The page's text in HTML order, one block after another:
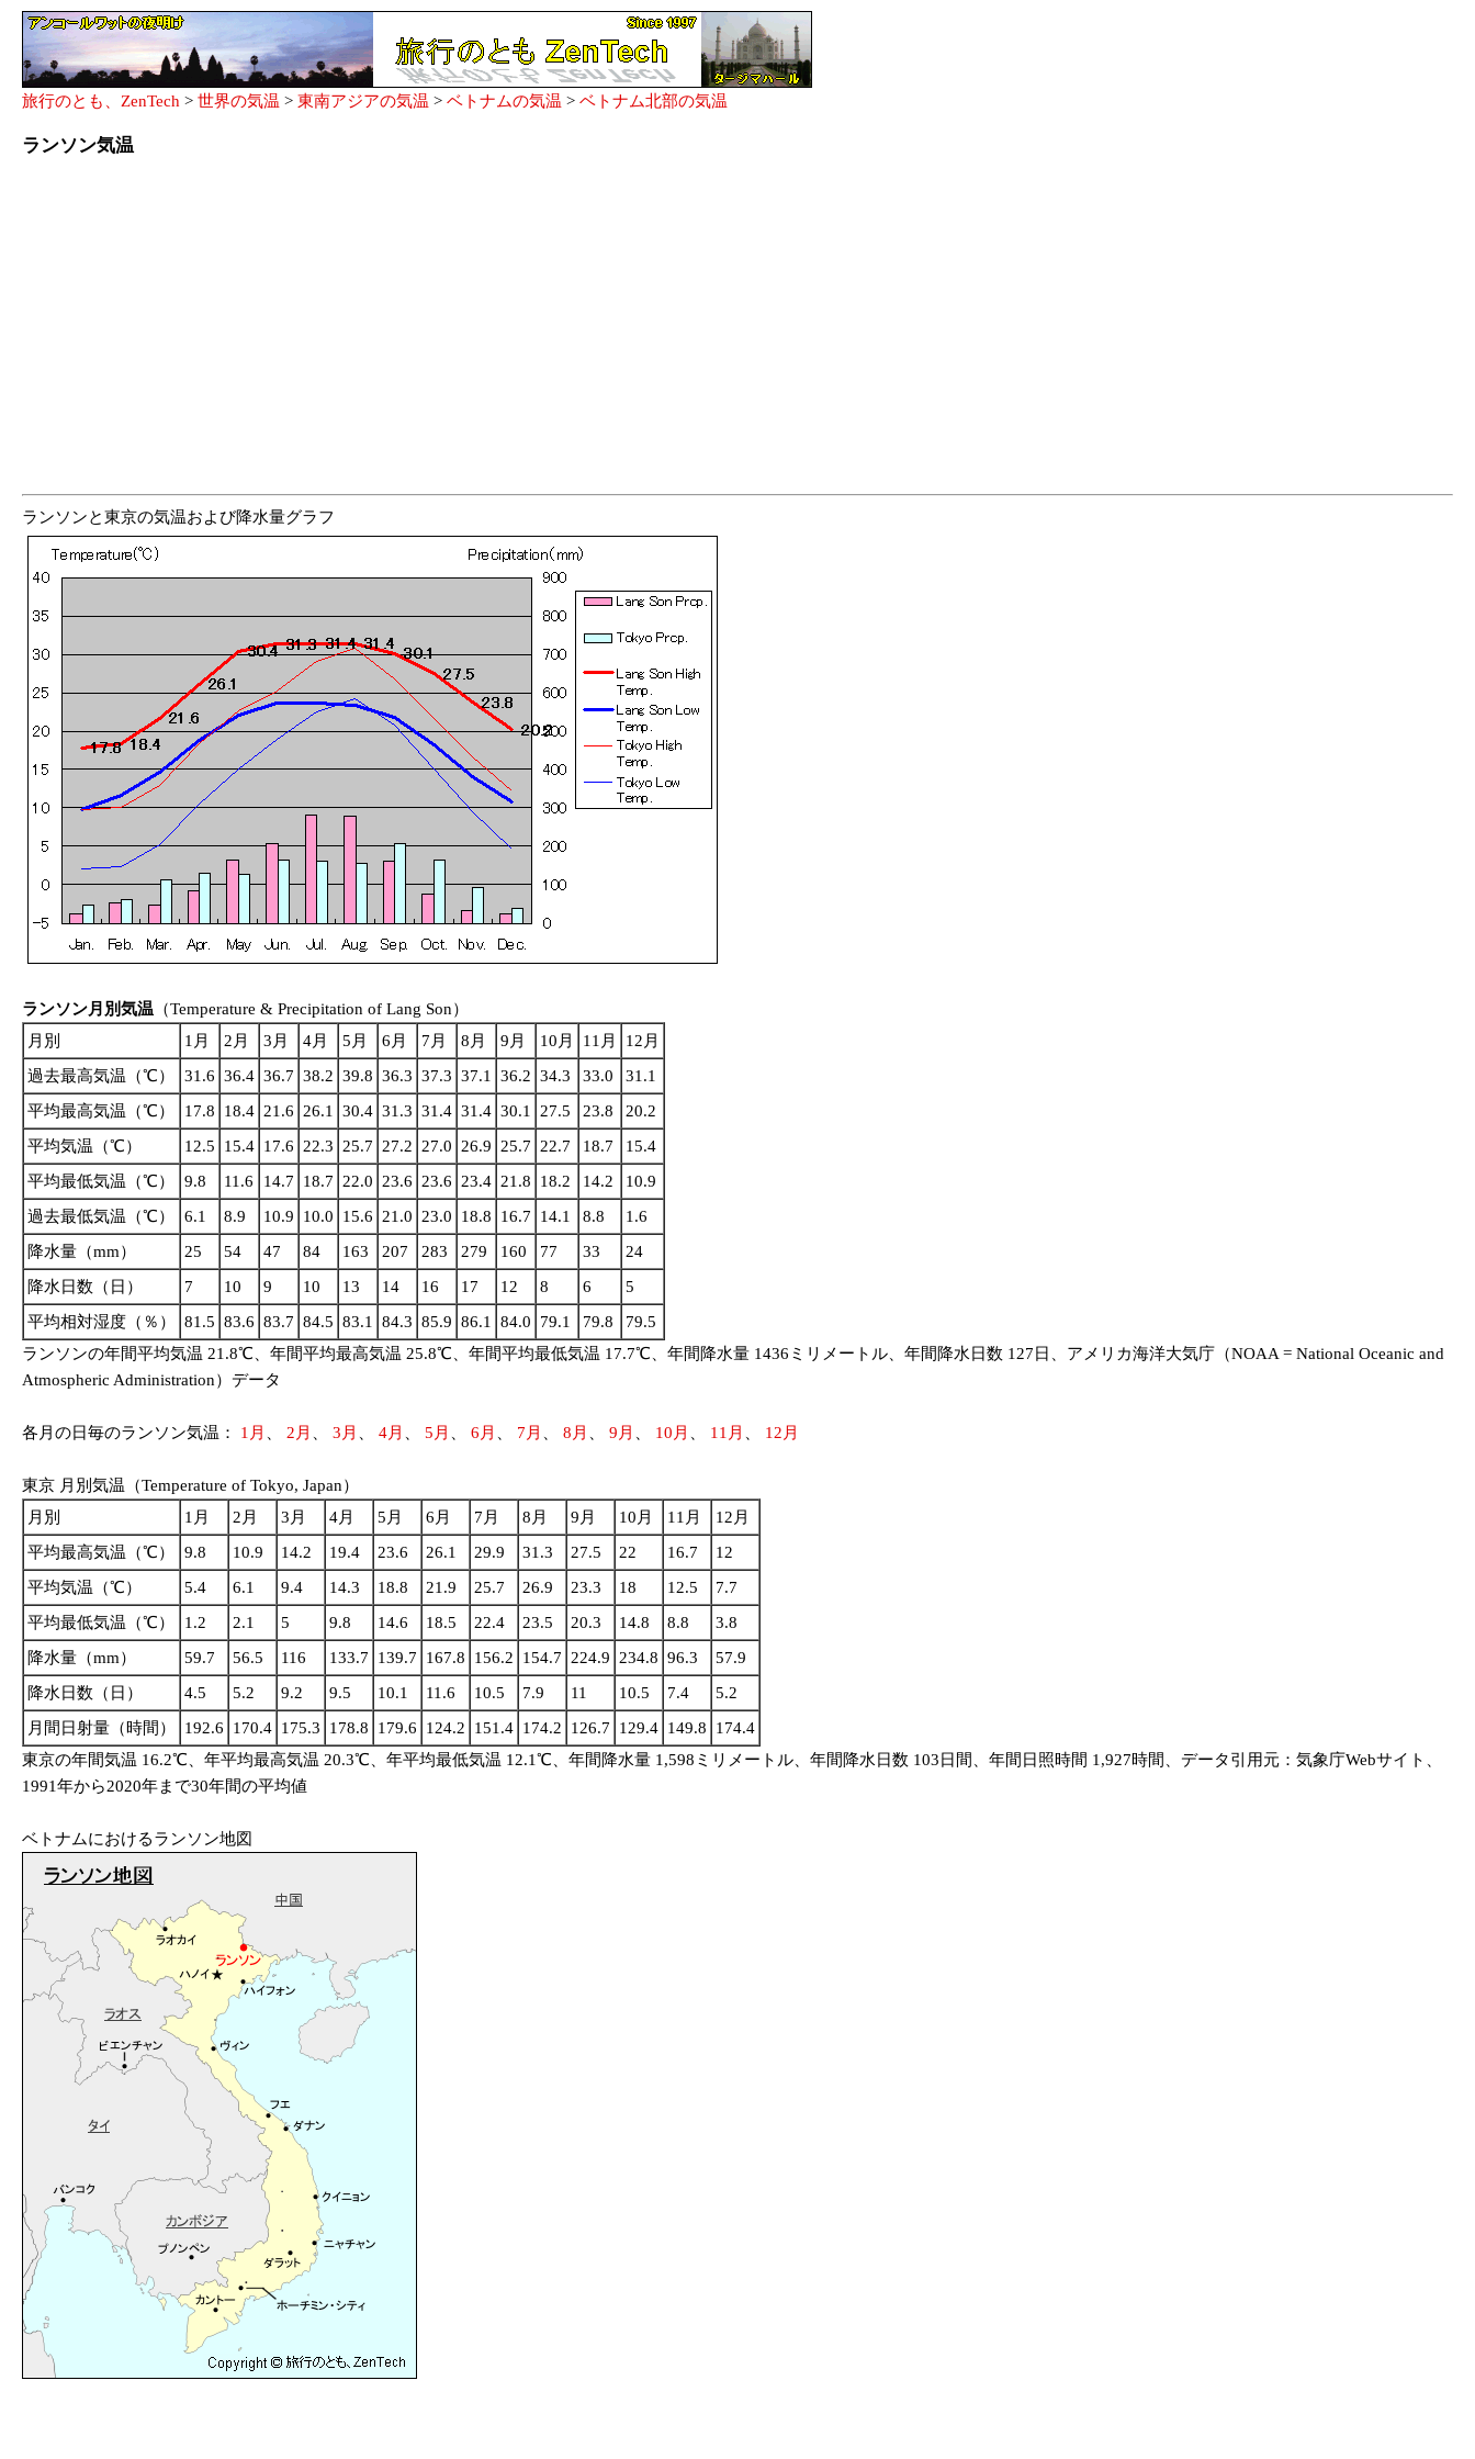
旅行のとも、ZenTech > 世界の気温 > 東南アジアの気温 > ベトナムの気温 > ベトナム北部の気温
ランソン気温
ランソンと東京の気温および降水量グラフ
ランソン月別気温 （Temperature & Precipitation of Lang Son）
月別
1月 2月 3月 4月 5月 6月 7月 8月 9月 10月 11月
12月
過去最高気温（℃）
31.6 36.4 36.7 38.2 39.8 36.3 37.3 37.1 36.2 34.3 33.0
31.1
平均最高気温（℃）
17.8 18.4 21.6 26.1 30.4 31.3 31.4 31.4 30.1 27.5 23.8
20.2
平均気温（℃）
12.5 15.4 17.6 22.3 25.7 27.2 27.0 26.9 25.7 22.7 18.7
15.4
平均最低気温（℃）
9.8 11.6 14.7 18.7 22.0 23.6 23.6 23.4 21.8 18.2 14.2
10.9
過去最低気温（℃）
6.1 8.9 10.9 10.0 15.6 21.0 23.0 18.8 16.7 14.1 8.8
1.6
降水量（mm）
25 54 47 84 163 207 283 279 160 77 33
24
降水日数（日）
7 10 9 10 13 14 16 17 12 8 6
5
平均相対湿度（％）
81.5 83.6 83.7 84.5 83.1 84.3 85.9 86.1 84.0 79.1 79.8
79.5
ランソンの年間平均気温 21.8℃、年間平均最高気温 25.8℃、年間平均最低気温 17.7℃、年間降水量 1436ミリメートル、年間降水日数 127日、アメリカ海洋大気庁（NOAA = National Oceanic and
Atmospheric Administration）データ
各月の日毎のランソン気温： 1月 2月 3月 4月 5月 6月 7月 8月 9月 10月 11月 12月
東京 月別気温（Temperature of Tokyo, Japan）
月別
1月 2月 3月 4月 5月 6月 7月 8月 9月 10月 11月
12月
平均最高気温（℃）
9.8 10.9 14.2 19.4 23.6 26.1 29.9 31.3 27.5 22 16.7
12
平均気温（℃）
5.4 6.1 9.4 14.3 18.8 21.9 25.7 26.9 23.3 18 12.5
7.7
平均最低気温（℃）
1.2 2.1 5 9.8 14.6 18.5 22.4 23.5 20.3 14.8 8.8
3.8
降水量（mm）
59.7 56.5 116 133.7 139.7 167.8 156.2 154.7 224.9 234.8 96.3
57.9
降水日数（日）
4.5 5.2 9.2 9.5 10.1 11.6 10.5 7.9 11 10.5 7.4
5.2
月間日射量（時間）
192.6 170.4 175.3 178.8 179.6 124.2 151.4 174.2 126.7 129.4 149.8
174.4
東京の年間気温 16.2℃、年平均最高気温 20.3℃、年平均最低気温 12.1℃、年間降水量 1,598ミリメートル、年間降水日数 103日間、年間日照時間 1,927時間、データ引用元：気象庁Webサイト、
1991年から2020年まで30年間の平均値
ベトナムにおけるランソン地図